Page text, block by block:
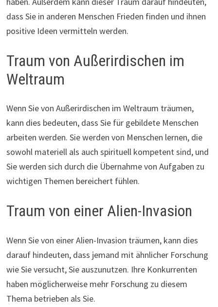
dass Sie in anderen Menschen Frieden finden und ihnen
positive Ideen vermitteln werden.
Traum von Außerirdischen im
Weltraum
Wenn Sie von Außerirdischen im Weltraum träumen,
kann dies bedeuten, dass Sie für gebildete Menschen
arbeiten werden. Sie werden von Menschen lernen, die
sowohl materiell als auch spirituell kompetent sind, und
Sie werden sich durch die Übernahme von Aufgaben zu
wichtigen Themen bereichert fühlen.
Traum von einer Alien-Invasion
Wenn Sie von einer Alien-Invasion träumen, kann dies
darauf hindeuten, dass jemand mit ähnlicher Forschung
wie Sie versucht, Sie auszunutzen. Ihre Konkurrenten
haben möglicherweise mehr Forschung zu diesem
Thema betrieben als Sie.